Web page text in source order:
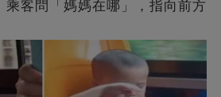
乘客問「媽媽在哪」，指向前方